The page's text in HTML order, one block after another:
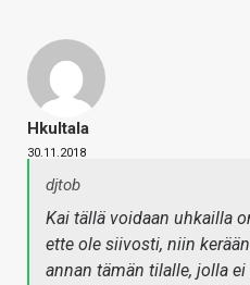
Hkultala
30.11.2018
djtob
Kai tällä voidaan uhkailla
ette ole siivosti, niin
annan tämän tilalle, jolla